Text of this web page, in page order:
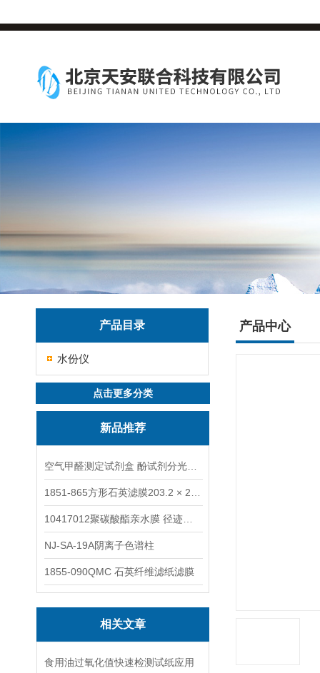
产品目录
水份仪
点击更多分类
新品推荐
NJ-SA-19A阴离子色谱柱
1855-090QMC 石英纤维滤纸滤膜
相关文章
食用油过氧化值快速检测试纸应用
产品中心